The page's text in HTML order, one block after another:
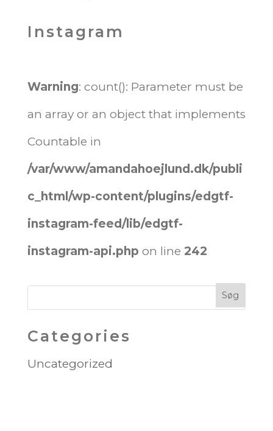
Instagram
Warning: count(): Parameter must be
an array or an object that implements
Countable in
/var/www/amandahoejlund.dk/publi
c_html/wp-content/plugins/edgtf-
instagram-feed/lib/edgtf-
instagram-api.php on line 242
Categories
Uncategorized